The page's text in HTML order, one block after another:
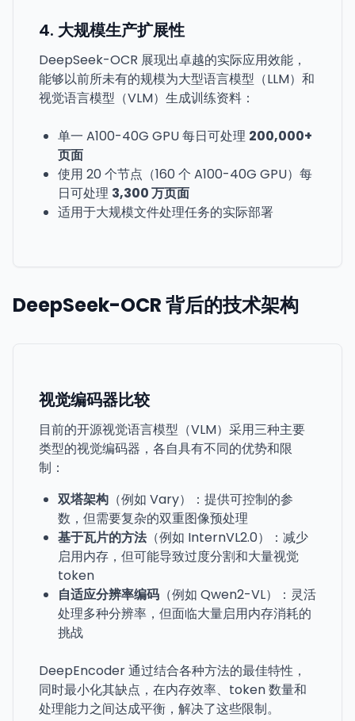
4. 大规模生产扩展性
DeepSeek-OCR 展现出卓越的实际应用效能，
能够以前所未有的规模为大型语言模型（LLM）和
视觉语言模型（VLM）生成训练资料：
单一 A100-40G GPU 每日可处理 200,000+
页面
使用 20 个节点（160 个 A100-40G GPU）每
日可处理 3,300 万页面
适用于大规模文件处理任务的实际部署
DeepSeek-OCR 背后的技术架构
视觉编码器比较
目前的开源视觉语言模型（VLM）采用三种主要
类型的视觉编码器，各自具有不同的优势和限
制：
双塔架构 （例如 Vary）：提供可控制的参
数，但需要复杂的双重图像预处理
基于瓦片的方法（例如 InternVL2.0）：减少
启用内存，但可能导致过度分割和大量视觉
token
自适应分辨率编码 （例如 Qwen2-VL）：灵活
处理多种分辨率，但面临大量启用内存消耗的
挑战
DeepEncoder 通过结合各种方法的最佳特性，
同时最小化其缺点，在内存效率、token 数量和
处理能力之间达成平衡，解决了这些限制。